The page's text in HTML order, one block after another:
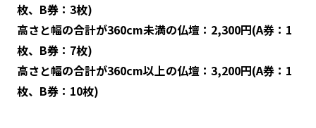
枚、B券：3枚)
高さと幅の合計が360cm未満の仏壇：2,300円(A券：1
枚、B券：7枚)
高さと幅の合計が360cm以上の仏壇：3,200円(A券：1
枚、B券：10枚)